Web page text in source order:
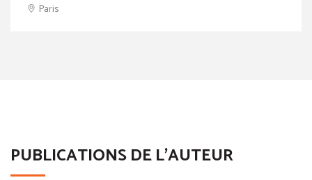
Paris
PUBLICATIONS DE L'AUTEUR